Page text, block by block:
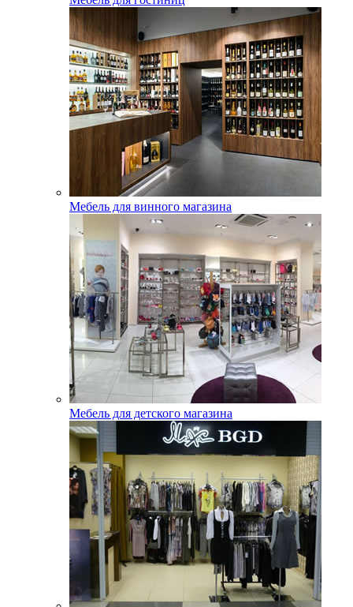
Мебель для винного магазина
Мебель для детского магазина